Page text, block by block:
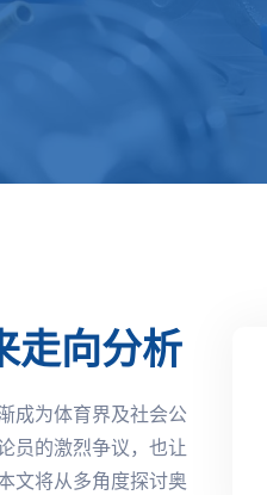
走向分析
成为体育界及社会公
员的激烈争议，也让
文将从多角度探讨奥